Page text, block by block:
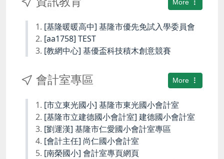
More
[基隆暖暖高中] 基隆市優先免試入學委員會
[aa1758] TEST
[教網中心] 基優盃科技積木創意競賽
More
會計室專區
[市立東光國小] 基隆市東光國小會計室
[基隆市立建德國小會計室] 建德國小會計室
[劉運漢] 基隆市仁愛國小會計室專區
[會計主任] 尚仁國小會計室
[南榮國小] 會計室專頁網頁